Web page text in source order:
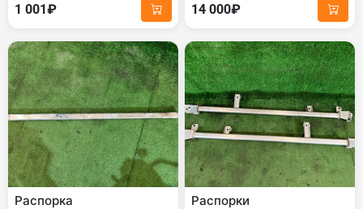
1 001₽ 14 000₽
Распорка Распорки